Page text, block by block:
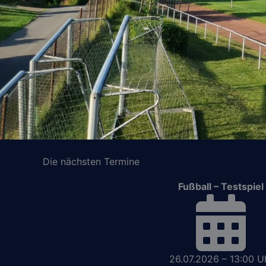
Die nächsten Termine
Fußball – Testspiel
26.07.2026 – 13:00